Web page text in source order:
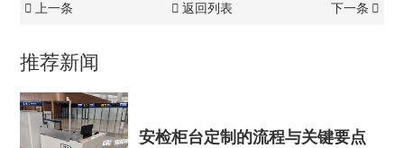
上一条 返回列表 下一条
推荐新闻
安检柜台定制的流程与关键要点